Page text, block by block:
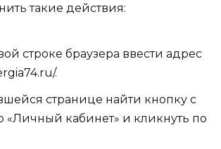
такие действия:
строке браузера ввести адрес
.
странице найти кнопку с
«Личный кабинет» и кликнуть по